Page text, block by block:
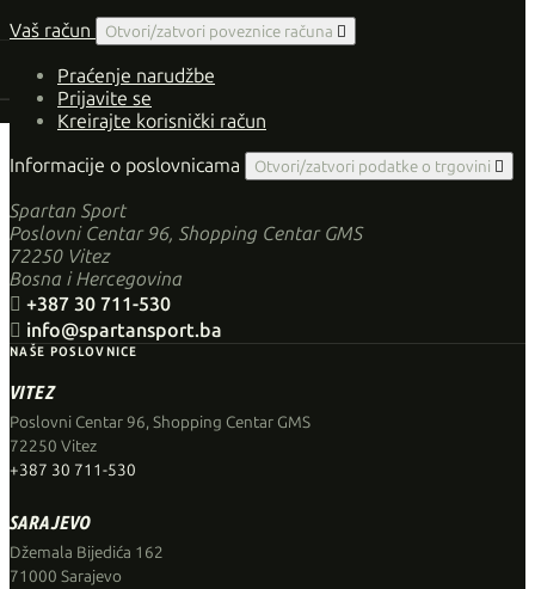
Vaš račun
Otvori/zatvori poveznice računa 
Praćenje narudžbe
Prijavite se
Kreirajte korisnički račun
Informacije o poslovnicama
Otvori/zatvori podatke o trgovini 
Spartan Sport
Poslovni Centar 96, Shopping Centar GMS
72250 Vitez
Bosna i Hercegovina
 +387 30 711-530
 info@spartansport.ba
NAŠE POSLOVNICE
VITEZ
Poslovni Centar 96, Shopping Centar GMS
72250 Vitez
+387 30 711-530
SARAJEVO
Džemala Bijedića 162
71000 Sarajevo